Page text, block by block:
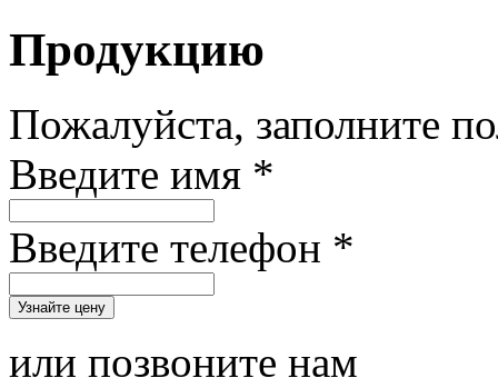
Продукцию
Пожалуйста, заполните
Введите имя *
Введите телефон *
или позвоните нам